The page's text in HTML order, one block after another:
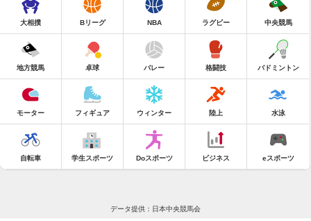
大相撲 Bリーグ NBA ラグビー 中央競馬
地方競馬 卓球 バレー 格闘技 バドミントン
モーター フィギュア ウィンター 陸上 水泳
自転車 学生スポーツ Doスポーツ ビジネス eスポーツ
データ提供：日本中央競馬会